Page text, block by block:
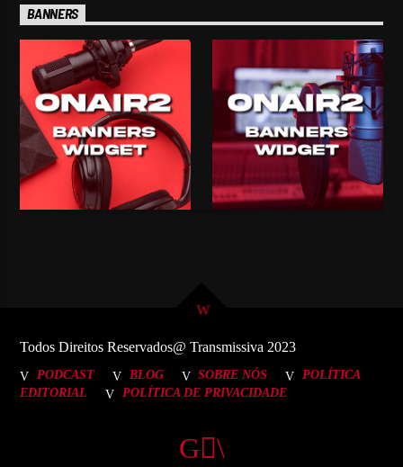
BANNERS
Todos Direitos Reservados@ Transmissiva 2023
PODCAST BLOG SOBRE NÓS
POLÍTICA
EDITORIAL
POLÍTICA DE PRIVACIDADE